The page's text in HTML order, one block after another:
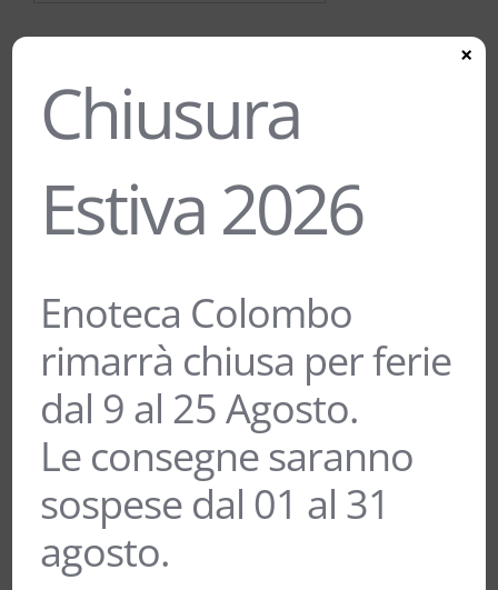
LUGANA “CATULLIANO” LUGANA
DOC – PRATELLO
12,00€
MILLE 1 REBO GARDA DOC –
Chiusura
Estiva 2026
Enoteca Colombo
rimarrà chiusa per ferie
dal 9 al 25 Agosto.
Le consegne saranno
sospese dal 01 al 31
agosto.
×